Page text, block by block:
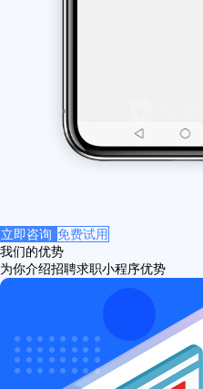
立即咨询 免费试用
我们的优势
为你介绍招聘求职小程序优势